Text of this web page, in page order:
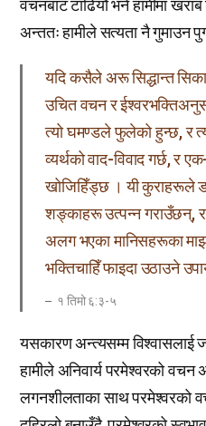
वचनबाट टाढियौं भने हामीमा
अन्ततः हामीले सत्यता नै गुमाउन
यदि कसैले अरू सिद्धान्त
उचित वचन र
त्यो घमण्डले फुलेको हुन्छ, र
व्यर्थको वाद-विवाद गर्छ, र
खोजिहिँड्छ । यी कुराहरूले
शङ्काहरू उत्पन्न गराउँछन्, र
अलग भएका मानिसहरूका
भक्तिचाहिँ फाइदा उठाउने
१ तिमो ६:३-५
यसकारण अन्त्यसम्म विश्वासलाई
हामीले अनिवार्य परमेश्वरको वचन
लगनशीलताका साथ परमेश्वरको